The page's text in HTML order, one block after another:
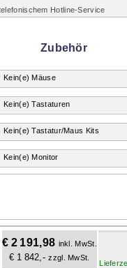
Hotline-Service
Zubehör
Kein(e) Mäuse
Kein(e) Tastaturen
Kein(e) Tastatur/Maus Kits
Kein(e) Monitor
€ 2 191,98 inkl. MwSt.
€ 1 842,- zzgl. MwSt.